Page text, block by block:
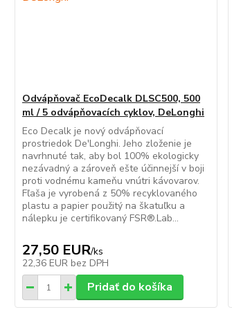
Odvápňovač EcoDecalk DLSC500, 500
ml / 5 odvápňovacích cyklov, DeLonghi
Eco Decalk je nový odvápňovací
prostriedok De'Longhi. Jeho zloženie je
navrhnuté tak, aby bol 100% ekologicky
nezávadný a zároveň ešte účinnejší v boji
proti vodnému kameňu vnútri kávovarov.
Fľaša je vyrobená z 50% recyklovaného
plastu a papier použitý na škatuľku a
nálepku je certifikovaný FSR®.Lab...
27,50 EUR/ks
22,36 EUR bez DPH
Pridať do košíka